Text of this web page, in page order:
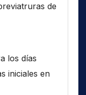
de
los días
iniciales en